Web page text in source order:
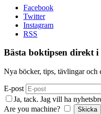
Facebook
Twitter
Instagram
RSS
Bästa boktipsen direkt i
Nya böcker, tips, tävlingar och
E-post
Ja, tack. Jag vill ha
Are you machine?
Skicka